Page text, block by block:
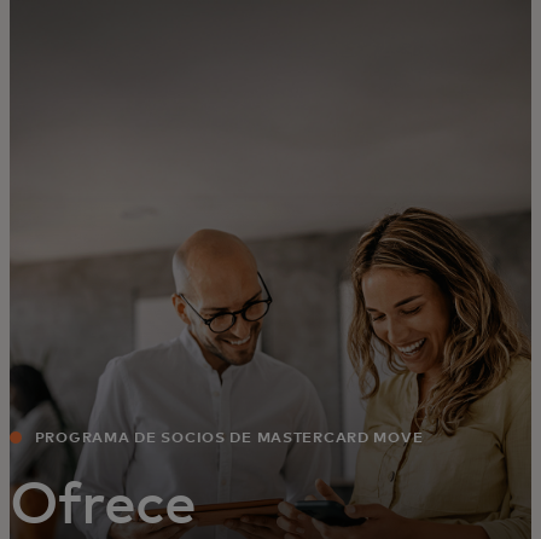
Para innovadores
Noticias y tendencias
PROGRAMA DE SOCIOS DE MASTERCARD MOVE
Ofrece